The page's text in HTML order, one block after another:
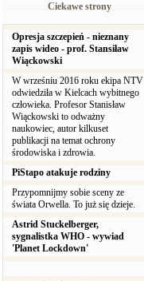
Ciekawe strony
Opresja szczepień - nieznany
zapis wideo - prof. Stansiław
Wiąckowski
W wrześniu 2016 roku ekipa NTV
odwiedziła w Kielcach wybitnego
człowieka. Profesor Stanisław
Wiąckowski to odważny
naukowiec, autor kilkuset
publikacji na temat ochrony
środowiska i zdrowia.
PiStapo atakuje rodziny
Przypomnijmy sobie sceny ze
świata Orwella. To już się dzieje.
Astrid Stuckelberger,
sygnalistka WHO - wywiad
'Planet Lockdown'